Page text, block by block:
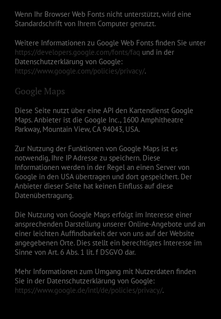
Wenn Ihr Browser Web Fonts nicht unterstützt, wird eine
Standardschrift von Ihrem Computer genutzt.
Weitere Informationen zu Google Web Fonts finden Sie unter
https://developers.google.com/fonts/faq und in der
Datenschutzerklärung von Google:
https://www.google.com/policies/privacy/.
Google Maps
Diese Seite nutzt über eine API den Kartendienst Google
Maps. Anbieter ist die Google Inc., 1600 Amphitheatre
Parkway, Mountain View, CA 94043, USA.
Zur Nutzung der Funktionen von Google Maps ist es
notwendig, Ihre IP Adresse zu speichern. Diese
Informationen werden in der Regel an einen Server von
Google in den USA übertragen und dort gespeichert. Der
Anbieter dieser Seite hat keinen Einfluss auf diese
Datenübertragung.
Die Nutzung von Google Maps erfolgt im Interesse einer
ansprechenden Darstellung unserer Online-Angebote und an
einer leichten Auffindbarkeit der von uns auf der Website
angegebenen Orte. Dies stellt ein berechtigtes Interesse im
Sinne von Art. 6 Abs. 1 lit. f DSGVO dar.
Mehr Informationen zum Umgang mit Nutzerdaten finden
Sie in der Datenschutzerklärung von Google:
https://www.google.de/intl/de/policies/privacy/.